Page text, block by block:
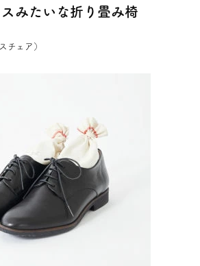
みたいな折り畳み椅
チェア）